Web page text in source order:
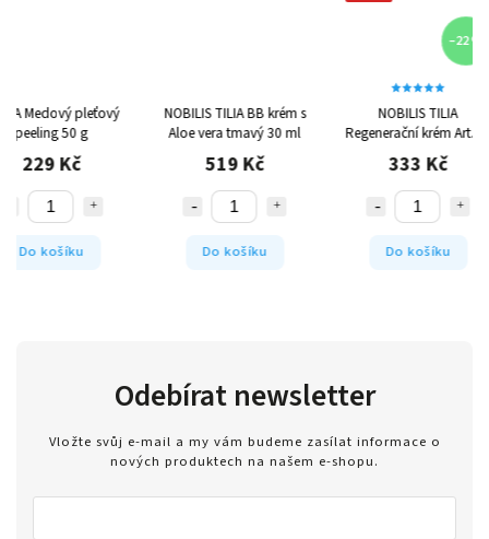
NOBILIS TILIA BB krém s
Aloe vera tmavý 30 ml
519 Kč
Do košíku
NOBILIS TILIA
Regenerační krém Arteris
333 Kč
Do košíku
NOBILIS
Slaměnka
419
Do
Odebírat newsletter
Vložte svůj e-mail a my vám budeme zasílat informace o
nových produktech na našem e-shopu.